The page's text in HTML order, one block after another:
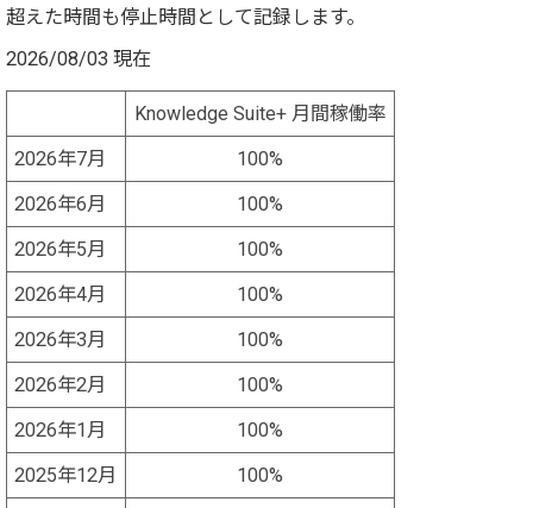
超えた時間も停止時間として記録します。
2026/08/03 現在
Knowledge Suite+ 月間稼働率
2026年7月
100%
2026年6月
100%
2026年5月
100%
2026年4月
100%
2026年3月
100%
2026年2月
100%
2026年1月
100%
2025年12月
100%